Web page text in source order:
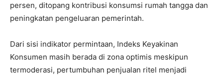
persen, ditopang kontribusi konsumsi rumah tangga dan
peningkatan pengeluaran pemerintah.
Dari sisi indikator permintaan, Indeks Keyakinan
Konsumen masih berada di zona optimis meskipun
termoderasi, pertumbuhan penjualan ritel menjadi